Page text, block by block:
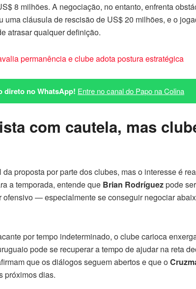
8 milhões. A negociação, no entanto, enfrenta
uma cláusula de rescisão de US$ 20 milhões, e o
atrasar qualquer definição.
permanência e clube adota postura estratégica
direto no WhatsApp! Entre no canal do Papo na Colina
com cautela, mas
proposta por parte dos clubes, mas o interesse é
a temporada, entende que Brian Rodríguezpode
ofensivo — especialmente se conseguir negociar
por tempo indeterminado, o clube carioca
pode se recuperar a tempo de ajudar na reta
que os diálogos seguem abertos e que o
próximos dias.